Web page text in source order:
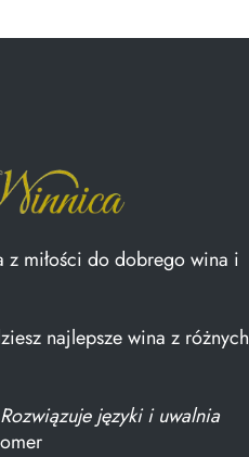
z miłości do dobrego wina i
najlepsze wina z różnych
języki i uwalnia